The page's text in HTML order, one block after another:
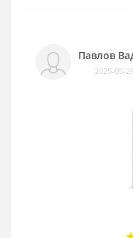
Павлов
2025-05-